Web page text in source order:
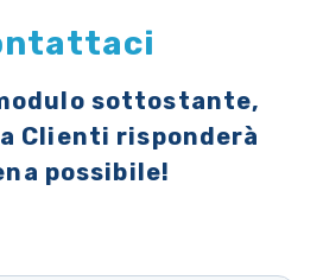
sottostante,
Clienti risponderà
possibile!